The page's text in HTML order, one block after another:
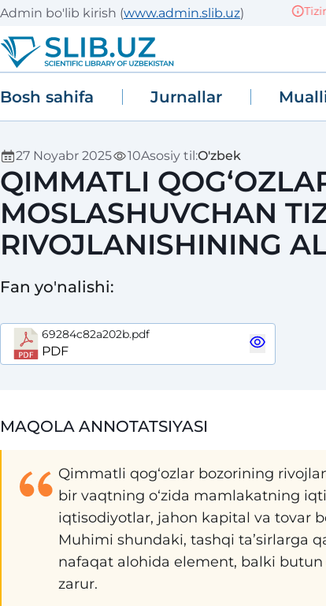
Admin bo'lib kirish (www.admin.slib.uz) Tizim
Bosh sahifa Jurnallar
27 Noyabr 2025 10Asosiy til:O'zbek
QIMMATLI
MOSLASHUVCHAN
RIVOJLANISHINING
Fan yo'nalishi:
69284c82a202b.pdf
PDF
MAQOLA ANNOTATSIYASI
Qimmatli qog‘ozlar bozorining
bir vaqtning o‘zida mamlakatning
iqtisodiyotlar, jahon kapital va tovar
Muhimi shundaki, tashqi ta’sirlarga
nafaqat alohida element, balki butun
zarur.